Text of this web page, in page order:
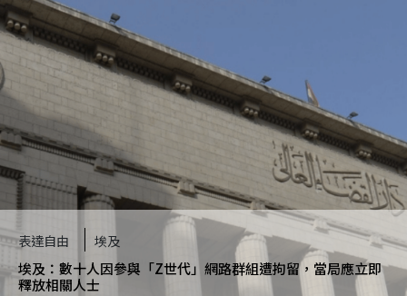
此致
表達自由 埃及
埃及：數十人因參與「Z世代」網路群組遭拘留，當局應立即
釋放相關人士